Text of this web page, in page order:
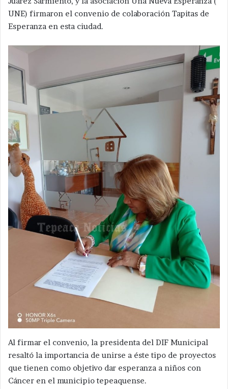
UNE) firmaron el convenio de colaboración Tapitas de
Esperanza en esta ciudad.
Al firmar el convenio, la presidenta del DIF Municipal
resaltó la importancia de unirse a éste tipo de proyectos
que tienen como objetivo dar esperanza a niños con
Cáncer en el municipio tepeaquense.